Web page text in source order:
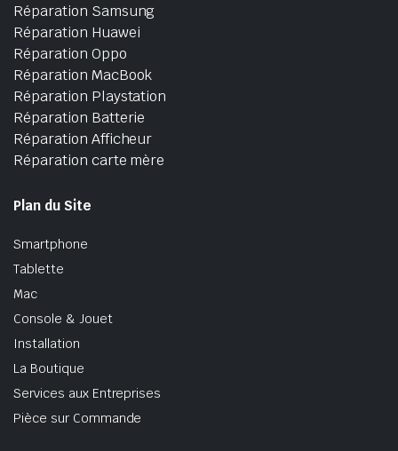
Réparation Samsung
Réparation Huawei
Réparation Oppo
Réparation MacBook
Réparation Playstation
Réparation Batterie
Réparation Afficheur
Réparation carte mère
Plan du Site
Smartphone
Tablette
Mac
Console & Jouet
Installation
La Boutique
Services aux Entreprises
Pièce sur Commande